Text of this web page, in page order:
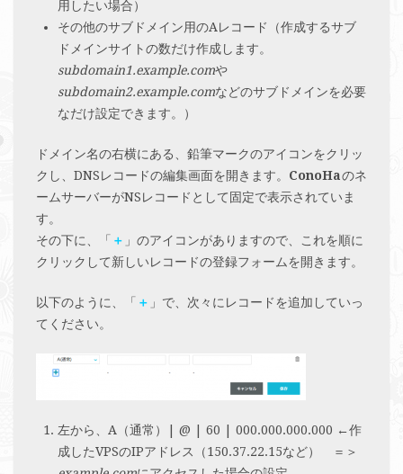
用したい場合）
その他のサブドメイン用のAレコード（作成するサブ
ドメインサイトの数だけ作成します。
subdomain1.example.comや
subdomain2.example.comなどのサブドメインを必要
なだけ設定できます。）
ドメイン名の右横にある、鉛筆マークのアイコンをクリッ
クし、DNSレコードの編集画面を開きます。 ConoHaのネ
ームサーバーがNSレコードとして固定で表示されていま
す。
その下に、「 ＋ 」のアイコンがありますので、これを順に
クリックして新しいレコードの登録フォームを開きます。
以下のように、「 ＋ 」で、次々にレコードを追加していっ
てください。
左から、A（通常）| @ | 60 | 000.000.000.000 ←作
成したVPSのIPアドレス（150.37.22.15など） ＝＞